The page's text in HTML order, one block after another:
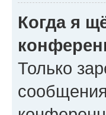
Когда я
Только